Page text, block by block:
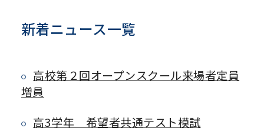
新着ニュース一覧
高校第２回オープンスクール来場者定員
増員
高3学年 希望者共通テスト模試